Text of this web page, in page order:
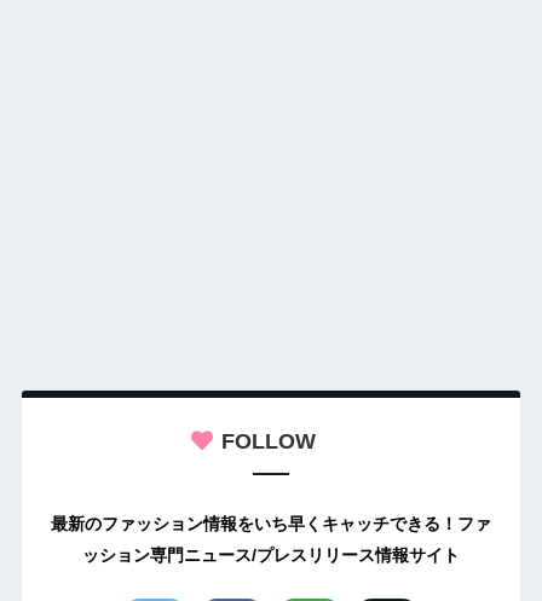
FOLLOW
最新のファッション情報をいち早くキャッチできる！ファ
ッション専門ニュース/プレスリリース情報サイト